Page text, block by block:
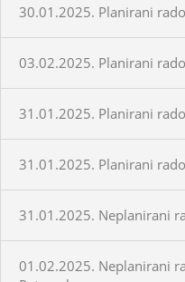
30.01.2025. Planirani
03.02.2025. Planirani
31.01.2025. Planirani
31.01.2025. Planirani
31.01.2025. Neplanirani
01.02.2025. Neplanirani